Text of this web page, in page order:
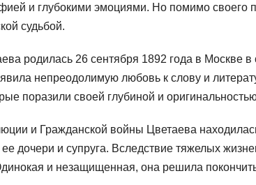
и глубокими эмоциями. Но помимо своего
судьбой.
родилась 26 сентября 1892 года в Москве
непреодолимую любовь к слову и
поразили своей глубиной и
и Гражданской войны Цветаева
дочери и супруга. Вследствие тяжелых
и незащищенная, она решила